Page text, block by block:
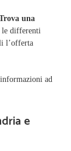
una
le differenti
l’offerta
ad
e